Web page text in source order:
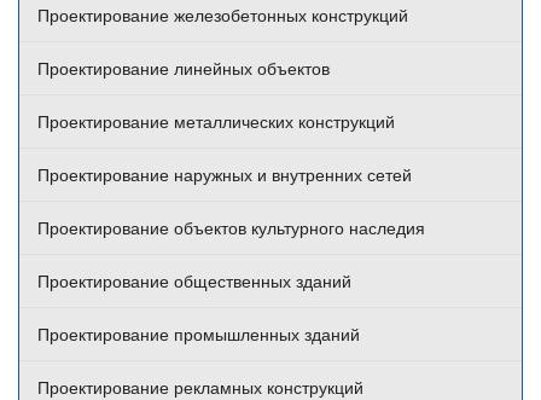
Проектирование железобетонных конструкций
Проектирование линейных объектов
Проектирование металлических конструкций
Проектирование наружных и внутренних сетей
Проектирование объектов культурного наследия
Проектирование общественных зданий
Проектирование промышленных зданий
Проектирование рекламных конструкций